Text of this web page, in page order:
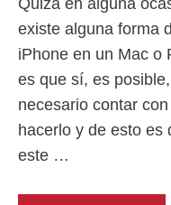
existe alguna forma
iPhone en un Mac o
es que sí, es
necesario contar
hacerlo y de esto es
este …